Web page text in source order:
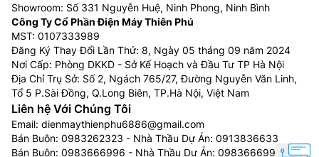
Điều hòa Gree inverter:là dòng sản phẩm tập trung
vào phân khúc tầm trung, dòng điều hòa Gree inverter
sử dụng máy nén được trang bị công nghệ inverter
tiết kiệm điện cùng rất nhiều tính năng hữu ích khác.
Ưu điểm của Điều Hòa Gree 18000btu
Là thương hiệu điều hòa đang nổi lên trên thị trường,
do đó, các dòng Điều Hòa Gree 18000btu có khá
Showroom: Số 331 Nguyễn Huệ, Ninh Phong, Ninh Bình
Công Ty Cổ Phần Điện Máy Thiên Phú
MST: 0107333989
Đăng Ký Thay Đổi Lần Thứ: 8, Ngày 05 tháng 09 năm 2024
Nơi Cấp: Phòng DKKD - Sở Kế Hoạch và Đầu Tư TP Hà Nội
Địa Chỉ Trụ Sở: Số 2, Ngách 765/27, Đường Nguyễn Văn Linh,
Tổ 5 P.Sài Đồng, Q.Long Biên, TP.Hà Nội, Việt Nam
Liên hệ Với Chúng Tôi
Email: dienmaythienphu6886@gmail.com
Bán Buôn: 0983262323 - Nhà Thầu Dự Án: 0913836633
Bán Buôn: 0983666996 - Nhà Thầu Dự Án: 0983666996